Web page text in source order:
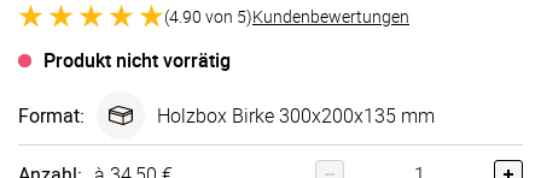
(4.90 von 5)Kundenbewertungen
Produkt nicht vorrätig
Format: Holzbox Birke 300x200x135 mm